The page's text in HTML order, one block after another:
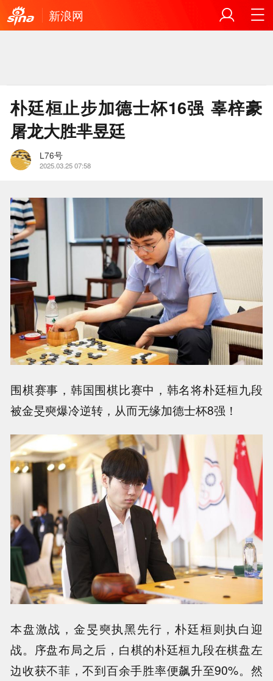
新浪网
朴廷桓止步加德士杯16强 辜梓豪
屠龙大胜芈昱廷
L76号
2025.03.25 07:58
围棋赛事，韩国围棋比赛中，韩名将朴廷桓九段
被金旻奭爆冷逆转，从而无缘加德士杯8强！
本盘激战，金旻奭执黑先行，朴廷桓则执白迎
战。序盘布局之后，白棋的朴廷桓九段在棋盘左
边收获不菲，不到百余手胜率便飙升至90%。然